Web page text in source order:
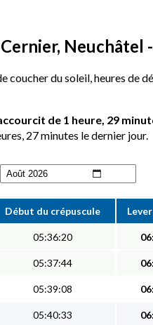
Neuchâtel
coucher du soleil, heures de
de 1 heure, 29
27 minutes le dernier jour.
Début du crépuscule
05:36:20
05:37:44
05:39:08
05:40:33